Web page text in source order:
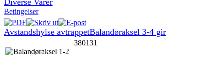
Diverse Varer
Betingelser
Avstandshylse avtrappetBalandøraksel 3-4 gir
380131